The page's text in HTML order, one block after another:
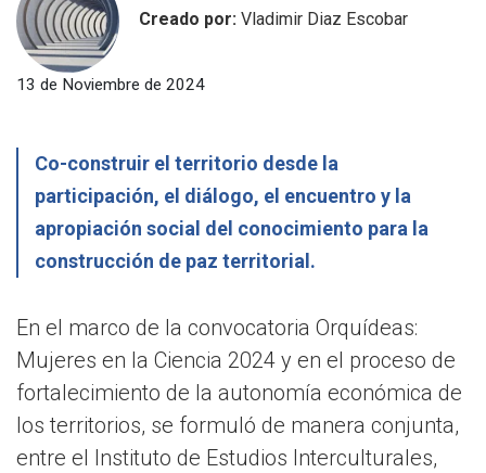
Creado por: Vladimir Diaz Escobar
13 de Noviembre de 2024
Co-construir el territorio desde la
participación, el diálogo, el encuentro y la
apropiación social del conocimiento para la
construcción de paz territorial.
En el marco de la convocatoria Orquídeas:
Mujeres en la Ciencia 2024 y en el proceso de
fortalecimiento de la autonomía económica de
los territorios, se formuló de manera conjunta,
entre el Instituto de Estudios Interculturales,